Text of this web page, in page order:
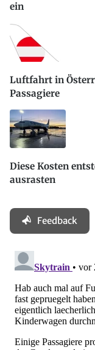
ein
Luftfahrt in
Passagiere
Diese Kosten
ausrasten
Feedback